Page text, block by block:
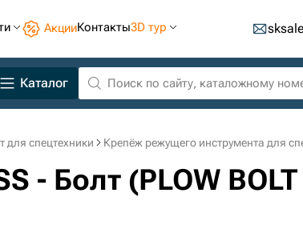
АкцииКонтакты3D тур
Каталог
для спецтехники Крепёж режущего инструмента для
- Болт (PLOW